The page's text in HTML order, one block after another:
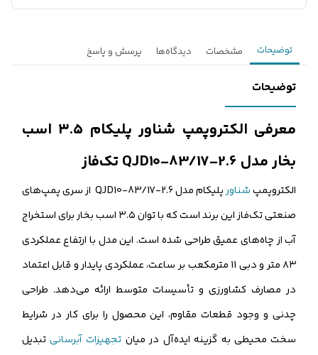
توضیحات مشخصات دیدگاه‌ها پرسش و پاسخ
توضیحات
معرفی الکتروپمپ شناور پلیکام ۳.۵ اسب
بخار مدل 2.6-QJD10-83/17 تک‌فاز
الکتروپمپشناور
پلیکام مدل 2.6-QJD10-83/17 از سری پمپ‌های
صنعتی تک‌فاز این برند است که با توان ۳.۵ اسب بخار برای استخراج
آب از چاه‌های عمیق طراحی شده است. این مدل با ارتفاع عملکردی
۸۳ متر و دبی 11 مترمکعب بر ساعت، عملکردی پایدار و قابل اعتماد
در مصارف کشاورزی و تأسیسات متوسط ارائه می‌دهد. طراحی
چدنی و وجود قطعات مقاوم، این محصول را برای کار در شرایط
سخت محیطی به گزینه ایده‌آل در میان تجهیزات آبرسانیتبدیل